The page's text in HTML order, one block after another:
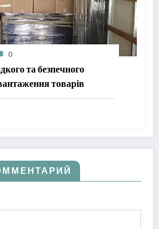
0
та безпечного
товарів